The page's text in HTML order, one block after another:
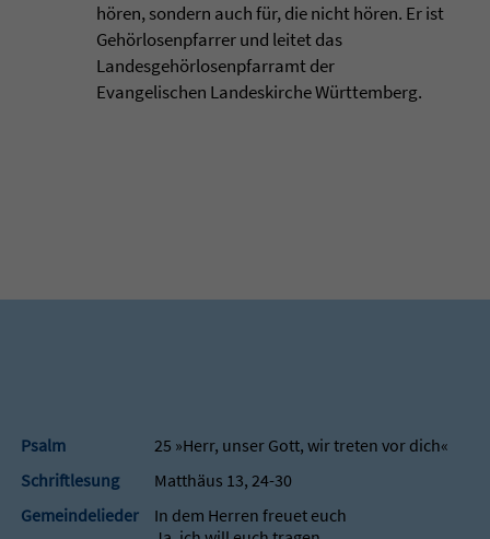
hören, sondern auch für, die nicht hören. Er ist
Gehörlosenpfarrer und leitet das
Landesgehörlosenpfarramt der
Evangelischen Landeskirche Württemberg.
Psalm
25 »Herr, unser Gott, wir treten vor dich«
Schriftlesung
Matthäus 13, 24-30
Gemeindelieder
In dem Herren freuet euch